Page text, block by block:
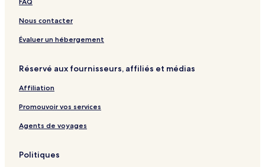
t
s
n
e
H
t
h
i
d
v
o
t
l
y
c
h
o
H
e
i
v
y
o
o
H
t
s
e
s
g
Nous contacter
Évaluer un hébergement
Réservé aux fournisseurs, affiliés et médias
Affiliation
Promouvoir vos services
Agents de voyages
Politiques